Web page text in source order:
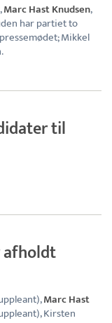
Marc Hast Knudsen,
har partiet to
Mikkel
til
afholdt
Marc Hast
Kirsten